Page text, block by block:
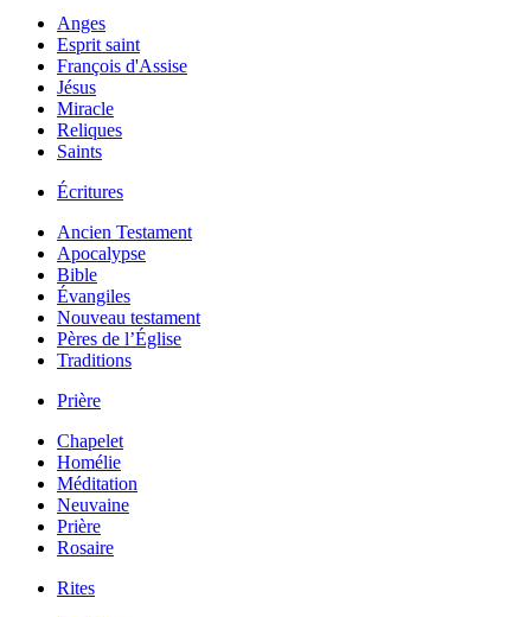
Anges
Esprit saint
François d'Assise
Jésus
Miracle
Reliques
Saints
Écritures
Ancien Testament
Apocalypse
Bible
Évangiles
Nouveau testament
Pères de l’Église
Traditions
Prière
Chapelet
Homélie
Méditation
Neuvaine
Prière
Rosaire
Rites